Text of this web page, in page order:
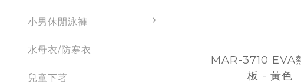
小男休閒泳褲
水母衣/防寒衣
兒童下著
MAR-3710 EVA
板 - 黃色